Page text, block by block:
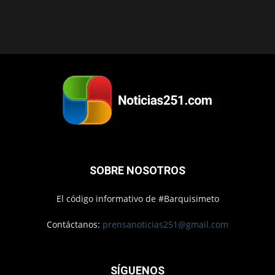
SOBRE NOSOTROS
El código informativo de #Barquisimeto
Contáctanos: prensanoticias251@gmail.com
SÍGUENOS